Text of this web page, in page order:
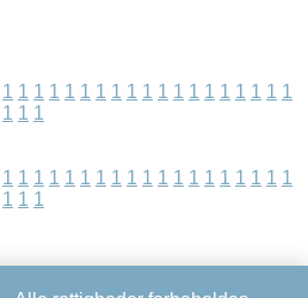
1 1 1 1 1 1 1 1 1 1 1 1 1 1 1 1 1 1 1
1 1 1
1 1 1 1 1 1 1 1 1 1 1 1 1 1 1 1 1 1 1
1 1 1